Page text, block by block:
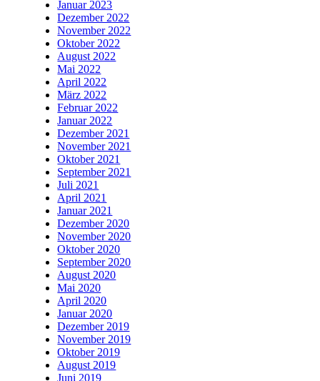
Januar 2023
Dezember 2022
November 2022
Oktober 2022
August 2022
Mai 2022
April 2022
März 2022
Februar 2022
Januar 2022
Dezember 2021
November 2021
Oktober 2021
September 2021
Juli 2021
April 2021
Januar 2021
Dezember 2020
November 2020
Oktober 2020
September 2020
August 2020
Mai 2020
April 2020
Januar 2020
Dezember 2019
November 2019
Oktober 2019
August 2019
Juni 2019